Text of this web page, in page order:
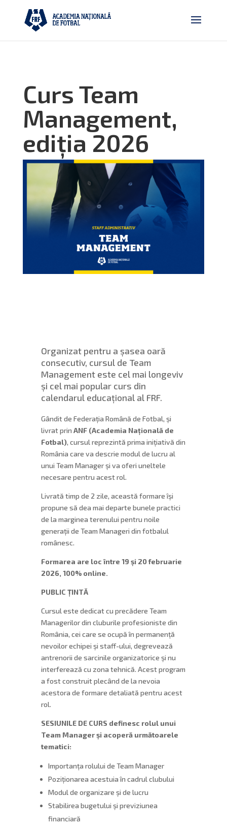
Curs Team
Management,
ediția 2026
Organizat pentru a șasea oară
consecutiv, cursul de Team
Management este cel mai longeviv
și cel mai popular curs din
calendarul educațional al FRF.
Gândit de Federația Română de Fotbal, și
livrat prin ANF (Academia Națională de
Fotbal), cursul reprezintă prima inițiativă din
România care va descrie modul de lucru al
unui Team Manager și va oferi uneltele
necesare pentru acest rol.
Livrată timp de 2 zile, această formare își
propune să dea mai departe bunele practici
de la marginea terenului pentru noile
generații de Team Manageri din fotbalul
românesc.
Formarea are loc între 19 și 20 februarie
2026, 100% online.
PUBLIC ȚINTĂ
Cursul este dedicat cu precădere Team
Managerilor din cluburile profesioniste din
România, cei care se ocupă în permanență
nevoilor echipei și staff-ului, degrevează
antrenorii de sarcinile organizatorice și nu
interferează cu zona tehnică. Acest program
a fost construit plecând de la nevoia
acestora de formare detaliată pentru acest
rol.
SESIUNILE DE CURS definesc rolul unui
Team Manager și acoperă următoarele
tematici:
Importanța rolului de Team Manager
Poziționarea acestuia în cadrul clubului
Modul de organizare și de lucru
Stabilirea bugetului și previziunea
financiară